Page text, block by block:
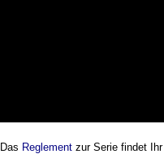
Das Reglement zur Serie findet Ihr